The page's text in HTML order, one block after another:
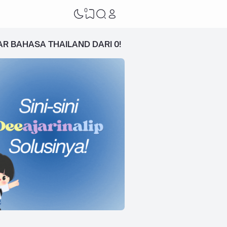
0
BAHASA THAILAND DARI 0!